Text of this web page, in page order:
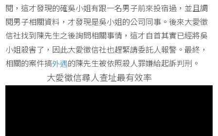
閱，這才發現的確吳小姐有跟一名男子前來投宿過，並且調
閱男子相關資料，才發現是吳小姐的公司同事。後來大愛徵
信社找到陳先生之後詢問相關事情，這才自首其實已經將吳
小姐殺害了，因此大愛徵信社也趕緊請委託人報警。最終，
相關的案件搞外遇的陳先生被依照殺人罪嫌給起訴判刑。
大愛徵信尋人查址最有效率